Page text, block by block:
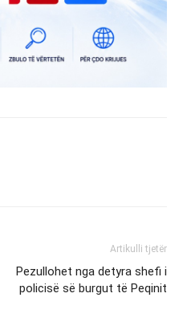
Artikulli tjetër
Pezullohet nga detyra shefi i
policisë së burgut të Peqinit